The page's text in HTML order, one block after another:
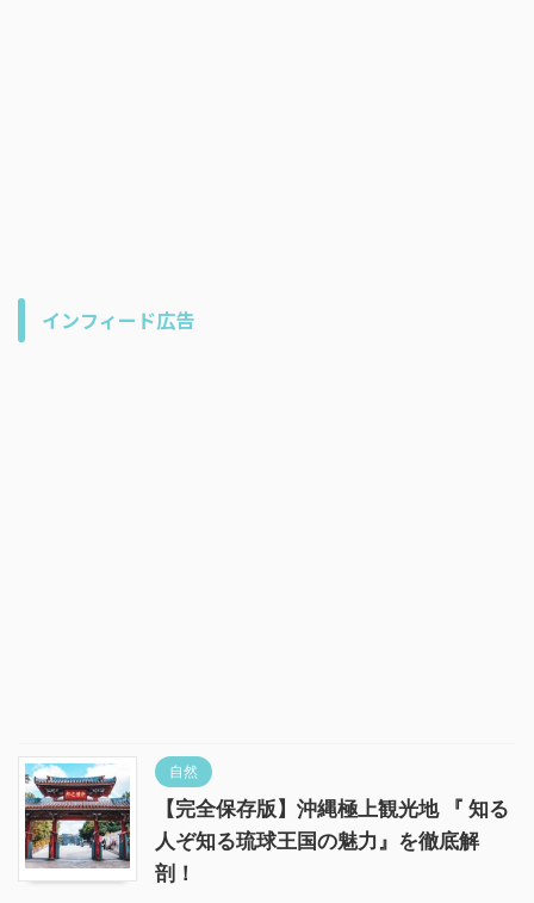
インフィード広告
自然
【完全保存版】沖縄極上観光地 『 知る
人ぞ知る琉球王国の魅力』を徹底解
剖！